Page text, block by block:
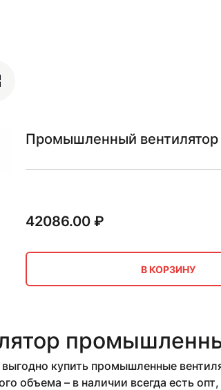
Промышленный
42086.00₽
В КОРЗИНУ
купить промышленные
объема – в наличии всегда есть